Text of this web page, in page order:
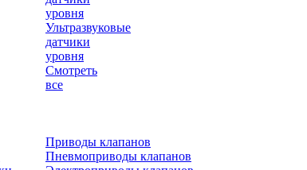
уровня
Ультразвуковые
датчики
уровня
Смотреть
все
Приводы клапанов
Пневмоприводы клапанов